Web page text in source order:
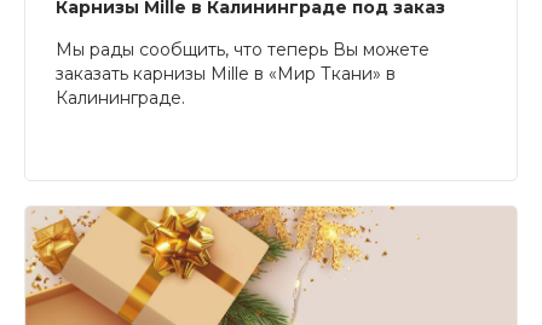
Карнизы Mille в Калининграде под заказ
Мы рады сообщить, что теперь Вы можете
заказать карнизы Mille в «Мир Ткани» в
Калининграде.